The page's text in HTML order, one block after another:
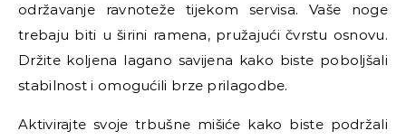
održavanje ravnoteže tijekom servisa. Vaše noge
trebaju biti u širini ramena, pružajući čvrstu osnovu.
Držite koljena lagano savijena kako biste poboljšali
stabilnost i omogućili brze prilagodbe.
Aktivirajte svoje trbušne mišiće kako biste podržali